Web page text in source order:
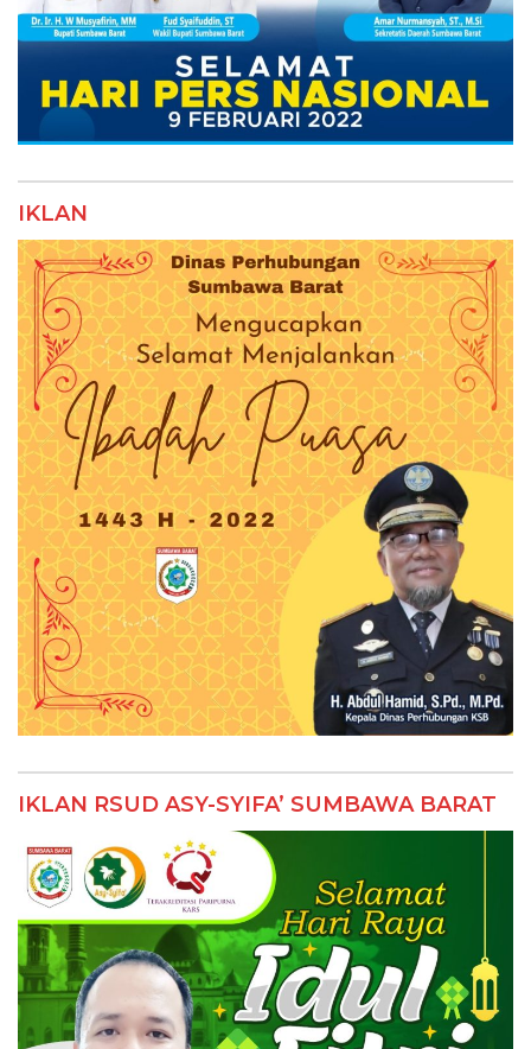
IKLAN
IKLAN RSUD ASY-SYIFA’ SUMBAWA BARAT